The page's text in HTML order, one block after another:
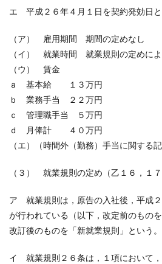
エ 平成２６年４月１日を契約発効日
（ア） 雇用期間 期間の定めなし
（イ） 就業時間 就業規則の定めに
（ウ） 賃金
ａ 基本給 １３万円
ｂ 業務手当 ２２万円
ｃ 管理職手当 ５万円
ｄ 月俸計 ４０万円
（エ）（時間外（勤務）手当に関する
（３） 就業規則の定め（乙１６，１７
ア 就業規則は，原告の入社後，平成
が行われている（以下，改定前のもの
改訂後のものを「新就業規則」という。
イ 就業規則２６条は，１項において